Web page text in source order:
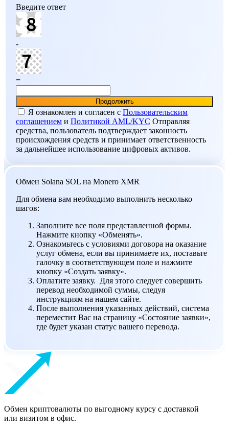
Введите ответ
-
=
Я ознакомлен и согласен c Пользовательским
соглашением и Политикой AML/KYC Отправляя
средства, пользователь подтверждает законность
происхождения средств и принимает ответственность
за дальнейшее использование цифровых активов.
Обмен Solana SOL на Monero XMR
Для обмена вам необходимо выполнить несколько
шагов:
Заполните все поля представленной формы.
Нажмите кнопку «Обменять».
Ознакомьтесь с условиями договора на оказание
услуг обмена, если вы принимаете их, поставьте
галочку в соответствующем поле и нажмите
кнопку «Создать заявку».
Оплатите заявку. Для этого следует совершить
перевод необходимой суммы, следуя
инструкциям на нашем сайте.
После выполнения указанных действий, система
переместит Вас на страницу «Состояние заявки»,
где будет указан статус вашего перевода.
Обмен криптовалюты по выгодному курсу с доставкой
или визитом в офис.